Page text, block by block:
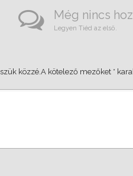
Még nincs
Legyen Tiéd az első.
közzé.A kötelező mezőket *